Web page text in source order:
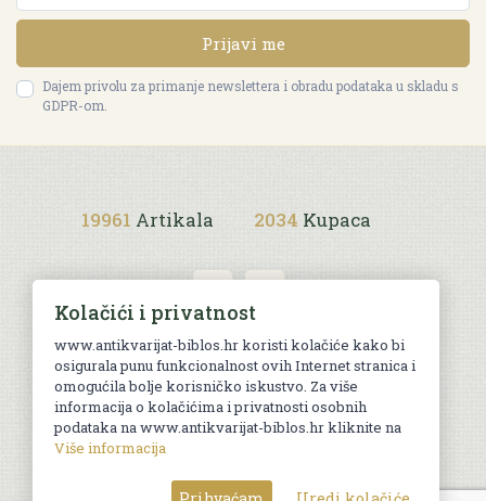
Prijavi me
Dajem privolu za primanje newslettera i obradu podataka u skladu s
GDPR-om.
19961 Artikala 2034 Kupaca
Uvjeti kupnje
© Sva prava pridržana. Web by
Kolačići i privatnost
www.antikvarijat-biblos.hr koristi kolačiće kako bi
osigurala punu funkcionalnost ovih Internet stranica i
omogućila bolje korisničko iskustvo. Za više
informacija o kolačićima i privatnosti osobnih
podataka na www.antikvarijat-biblos.hr kliknite na
Više informacija